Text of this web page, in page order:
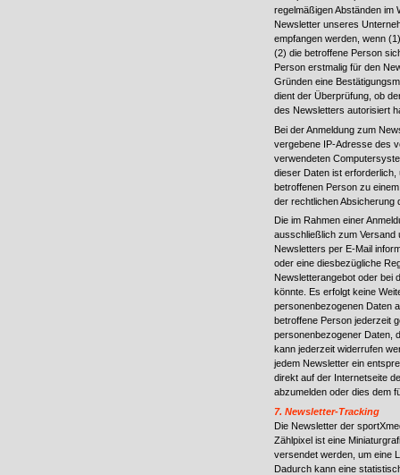
regelmäßigen Abständen im
Newsletter unseres
empfangen werden, wenn
(2) die betroffene Person
Person erstmalig für den
Gründen eine
dient der Überprüfung, ob
des Newsletters autorisiert
Bei der Anmeldung zum
vergebene IP-Adresse des
verwendeten
dieser Daten ist
betroffenen Person zu
der rechtlichen Absicherung
Die im Rahmen einer
ausschließlich zum Versand
Newsletters per E-Mail
oder eine diesbezügliche
Newsletterangebot oder bei
könnte. Es erfolgt keine
personenbezogenen Daten
betroffene Person jederzeit
personenbezogener Daten,
kann jederzeit widerrufen
jedem Newsletter ein
direkt auf der Internetseite
abzumelden oder dies dem
7. Newsletter-Tracking
Die Newsletter der
Zählpixel ist eine
versendet werden, um eine
Dadurch kann eine